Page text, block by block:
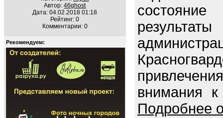
Автор:46ghost
Дата: 04.02.2018 01:18
Рейтинг: 0
Комментарии: 0
Рекомендуем:
состояние
внимания
Подробнее